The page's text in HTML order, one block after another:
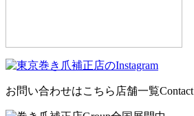
お問い合わせはこちら 店舗一覧Contact